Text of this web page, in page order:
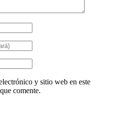
y sitio web en este
comente.